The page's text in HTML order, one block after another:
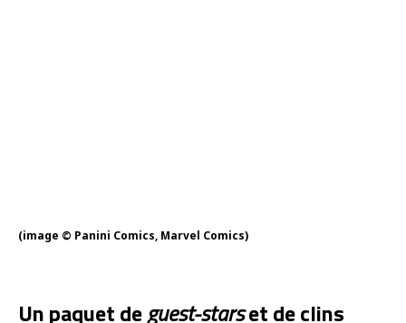
(image © Panini Comics, Marvel Comics)
Un paquet deguest-starset de clins